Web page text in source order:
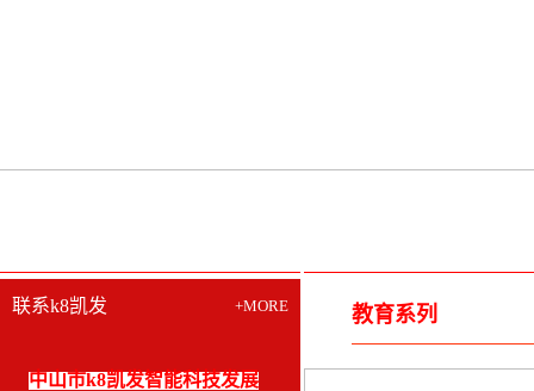
联系k8凯发 +MORE
中山市k8凯发智能科技发展
教育系列